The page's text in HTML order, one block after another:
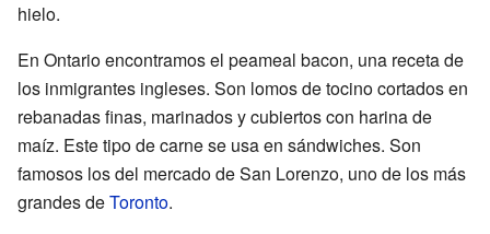
hielo.
En Ontario encontramos el peameal bacon, una receta de
los inmigrantes ingleses. Son lomos de tocino cortados en
rebanadas finas, marinados y cubiertos con harina de
maíz. Este tipo de carne se usa en sándwiches. Son
famosos los del mercado de San Lorenzo, uno de los más
grandes deToronto.